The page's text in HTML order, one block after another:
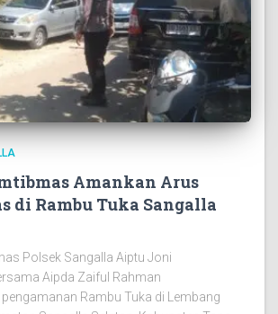
Amankan Arus
di Rambu Tuka Sangalla
Polsek Sangalla Aiptu Joni
Aipda Zaiful Rahman
Rambu Tuka di Lembang